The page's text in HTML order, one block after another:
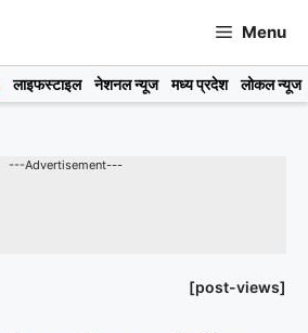
Menu
लाइफस्टाइल नेशनल न्यूज मध्य प्रदेश लोकल न्यूज
---Advertisement---
[post-views]